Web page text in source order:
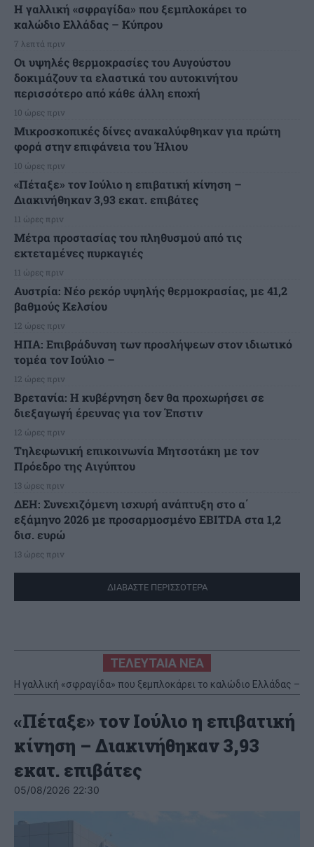
Η γαλλική «σφραγίδα» που ξεμπλοκάρει το
καλώδιο Ελλάδας – Κύπρου
7 λεπτά πριν
Οι υψηλές θερμοκρασίες του Αυγούστου
δοκιμάζουν τα ελαστικά του αυτοκινήτου
περισσότερο από κάθε άλλη εποχή
10 ώρες πριν
Μικροσκοπικές δίνες ανακαλύφθηκαν για πρώτη
φορά στην επιφάνεια του Ήλιου
10 ώρες πριν
«Πέταξε» τον Ιούλιο η επιβατική κίνηση –
Διακινήθηκαν 3,93 εκατ. επιβάτες
11 ώρες πριν
Μέτρα προστασίας του πληθυσμού από τις
εκτεταμένες πυρκαγιές
11 ώρες πριν
Αυστρία: Νέο ρεκόρ υψηλής θερμοκρασίας, με 41,2
βαθμούς Κελσίου
12 ώρες πριν
ΗΠΑ: Επιβράδυνση των προσλήψεων στον ιδιωτικό
τομέα τον Ιούλιο –
12 ώρες πριν
Βρετανία: Η κυβέρνηση δεν θα προχωρήσει σε
διεξαγωγή έρευνας για τον Έπστιν
12 ώρες πριν
Τηλεφωνική επικοινωνία Μητσοτάκη με τον
Πρόεδρο της Αιγύπτου
13 ώρες πριν
ΔΕΗ: Συνεχιζόμενη ισχυρή ανάπτυξη στο α΄
εξάμηνο 2026 με προσαρμοσμένο EBITDA στα 1,2
δισ. ευρώ
13 ώρες πριν
ΔΙΑΒΑΣΤΕ ΠΕΡΙΣΣΟΤΕΡΑ